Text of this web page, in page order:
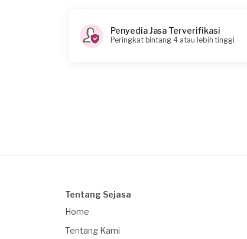
Penyedia Jasa Terverifikasi
Peringkat bintang 4 atau lebih tinggi
Tentang Sejasa
Home
Tentang Kami